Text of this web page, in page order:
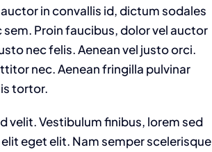
in convallis id, dictum sodales
Proin faucibus, dolor vel auctor
nec felis. Aenean vel justo orci.
nec. Aenean fringilla pulvinar
tortor.
velit. Vestibulum finibus, lorem sed
eget elit. Nam semper scelerisque